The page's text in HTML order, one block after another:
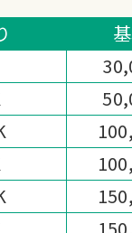
前の想い出整
整理・遺品整
福祉へも目を
じめとし、各
ことにより、
ビス向上に取
す。